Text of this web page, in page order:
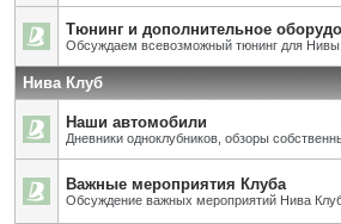
Тюнинг и дополнительное
Обсуждаем всевозможный тюнинг для
Нива Клуб
Наши автомобили
Дневники одноклубников, обзоры
Важные мероприятия Клуба
Обсуждение важных мероприятий Нива